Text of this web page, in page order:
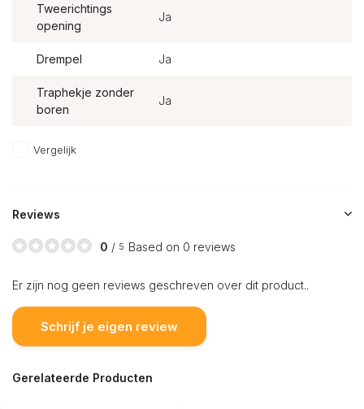
Tweerichtings
opening
Ja
Drempel Ja
Traphekje zonder
boren
Ja
Vergelijk
Reviews
0 / 5 Based on 0 reviews
Er zijn nog geen reviews geschreven over dit product..
Schrijf je eigen review
Gerelateerde Producten